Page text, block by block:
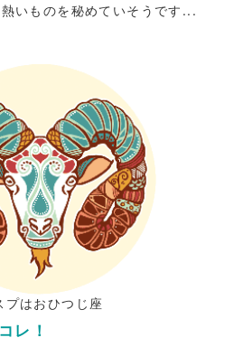
いものを秘めていそうです...
プはおひつじ座
レ！